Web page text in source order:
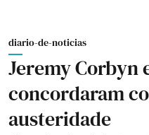
diario-de-noticias
Jeremy Corbyn
concordaram
austeridade